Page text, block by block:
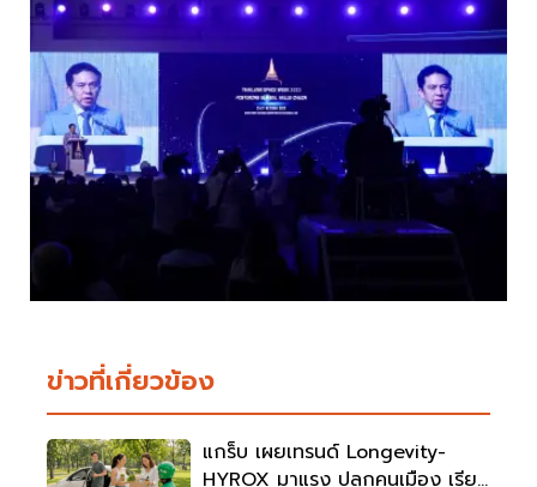
ข่าวที่เกี่ยวข้อง
แกร็บ เผยเทรนด์ Longevity-
HYROX มาแรง ปลุกคนเมือง เรียก